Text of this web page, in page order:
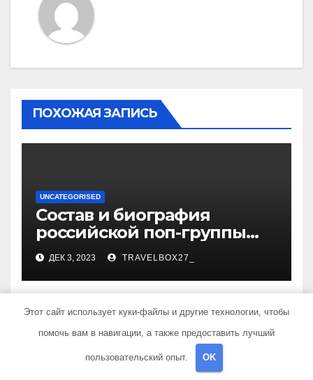
ПОХОЖАЯ ЗАПИСЬ
UNCATEGORISED
Состав и биография
российской поп-группы
«Иванушки интернешнл»
— история успеха, музыка
и судьбы участников
ДЕК 3, 2023 TRAVELBOX27_
Политов Владимир —
Этот сайт использует куки-файлы и другие технологии, чтобы
помочь вам в навигации, а также предоставить лучший
пользовательский опыт. OK